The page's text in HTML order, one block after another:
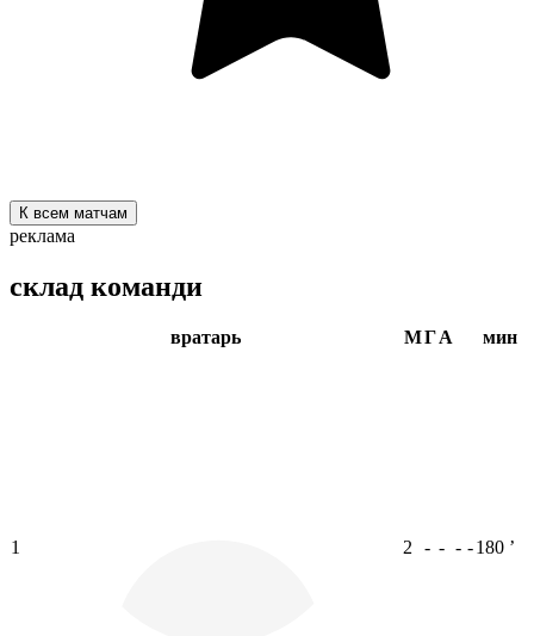
К всем матчам
реклама
склад команди
вратарь МГА мин
1 2 - - - -180 ʼ